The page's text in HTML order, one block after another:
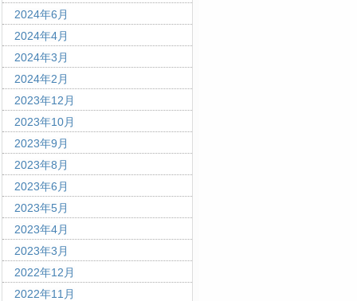
2024年6月
2024年4月
2024年3月
2024年2月
2023年12月
2023年10月
2023年9月
2023年8月
2023年6月
2023年5月
2023年4月
2023年3月
2022年12月
2022年11月